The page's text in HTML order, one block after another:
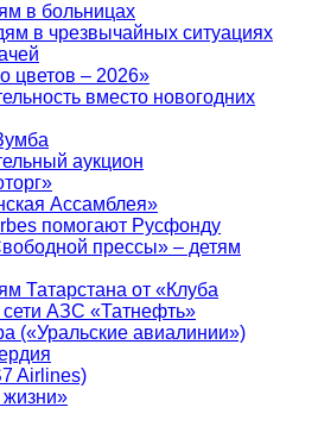
в больницах
в чрезвычайных ситуациях
цветов – 2026»
вместо новогодних
аукцион
Ассамблея»
помогают Русфонду
прессы» – детям
Татарстана от «Клуба
АЗС «Татнефть»
(«Уральские авиалинии»)
Airlines)
жизни»